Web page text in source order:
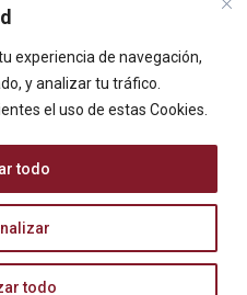
experiencia de navegación,
y analizar tu tráfico.
el uso de estas Cookies.
todo
todo
buscas?
los derechos reservados